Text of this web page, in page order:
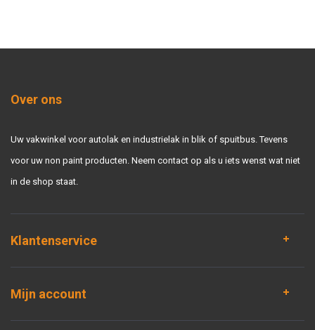
Over ons
Uw vakwinkel voor autolak en industrielak in blik of spuitbus. Tevens
voor uw non paint producten. Neem contact op als u iets wenst wat niet
in de shop staat.
Klantenservice
Mijn account